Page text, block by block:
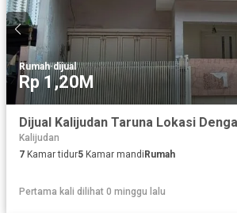
Rumah·dijual
Rp 1,20M
Kalijudan
7 Kamar tidur5 Kamar mandi Rumah
Pertama kali dilihat 0 minggu lalu